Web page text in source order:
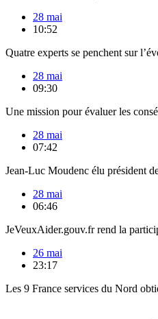
28 mai
10:52
Quatre experts se penchent sur
28 mai
09:30
Une mission pour évaluer les
28 mai
07:42
Jean-Luc Moudenc élu président
28 mai
06:46
JeVeuxAider.gouv.fr rend la
26 mai
23:17
Les 9 France services du Nord